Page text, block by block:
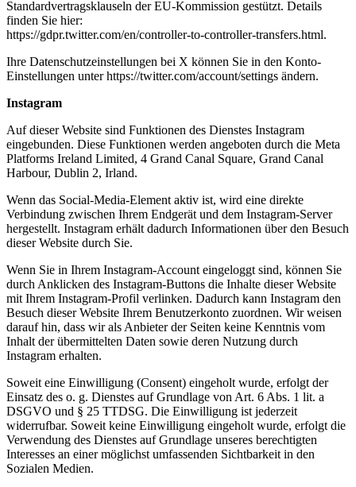
Standardvertragsklauseln der EU-Kommission gestützt. Details
finden Sie hier:
https://gdpr.twitter.com/en/controller-to-controller-transfers.html.
Ihre Datenschutzeinstellungen bei X können Sie in den Konto-
Einstellungen unter https://twitter.com/account/settings ändern.
Instagram
Auf dieser Website sind Funktionen des Dienstes Instagram
eingebunden. Diese Funktionen werden angeboten durch die Meta
Platforms Ireland Limited, 4 Grand Canal Square, Grand Canal
Harbour, Dublin 2, Irland.
Wenn das Social-Media-Element aktiv ist, wird eine direkte
Verbindung zwischen Ihrem Endgerät und dem Instagram-Server
hergestellt. Instagram erhält dadurch Informationen über den Besuch
dieser Website durch Sie.
Wenn Sie in Ihrem Instagram-Account eingeloggt sind, können Sie
durch Anklicken des Instagram-Buttons die Inhalte dieser Website
mit Ihrem Instagram-Profil verlinken. Dadurch kann Instagram den
Besuch dieser Website Ihrem Benutzerkonto zuordnen. Wir weisen
darauf hin, dass wir als Anbieter der Seiten keine Kenntnis vom
Inhalt der übermittelten Daten sowie deren Nutzung durch
Instagram erhalten.
Soweit eine Einwilligung (Consent) eingeholt wurde, erfolgt der
Einsatz des o. g. Dienstes auf Grundlage von Art. 6 Abs. 1 lit. a
DSGVO und § 25 TTDSG. Die Einwilligung ist jederzeit
widerrufbar. Soweit keine Einwilligung eingeholt wurde, erfolgt die
Verwendung des Dienstes auf Grundlage unseres berechtigten
Interesses an einer möglichst umfassenden Sichtbarkeit in den
Sozialen Medien.